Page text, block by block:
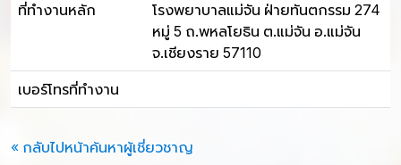
ที่ทำงานหลัก
โรงพยาบาลแม่จัน ฝ่ายทันตกรรม 274
หมู่ 5 ถ.พหลโยธิน ต.แม่จัน อ.แม่จัน
จ.เชียงราย 57110
เบอร์โทรที่ทำงาน
« กลับไปหน้าค้นหาผู้เชี่ยวชาญ